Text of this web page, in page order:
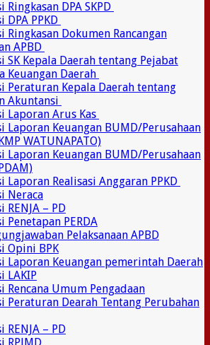
DPA SKPD
PPKD
Ringkasan Dokumen Rancangan
APBD
SK Kepala Daerah tentang Pejabat
Keuangan Daerah
Peraturan Kepala Daerah tentang
Akuntansi
Laporan Arus Kas
Laporan Keuangan BUMD/Perusahaan
WATUNAPATO)
Laporan Keuangan BUMD/Perusahaan
Laporan Realisasi Anggaran PPKD
Neraca
– PD
Penetapan PERDA
Pelaksanaan APBD
Opini BPK
Laporan Keuangan pemerintah Daerah
LAKIP
Rencana Umum Pengadaan
Peraturan Dearah Tentang Perubahan
– PD